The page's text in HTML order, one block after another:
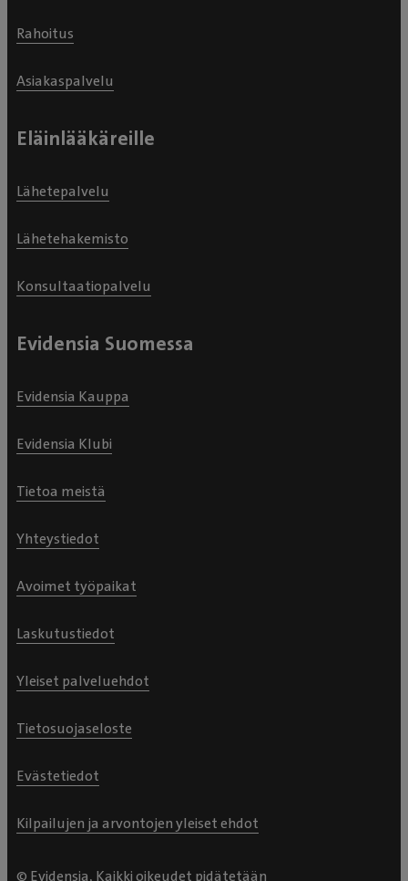
Rahoitus
Asiakaspalvelu
Eläinlääkäreille
Lähetepalvelu
Lähetehakemisto
Konsultaatiopalvelu
Evidensia Suomessa
Evidensia Kauppa
Evidensia Klubi
Tietoa meistä
Yhteystiedot
Avoimet työpaikat
Laskutustiedot
Yleiset palveluehdot
Tietosuojaseloste
Evästetiedot
Kilpailujen ja arvontojen yleiset ehdot
© Evidensia, Kaikki oikeudet pidätetään